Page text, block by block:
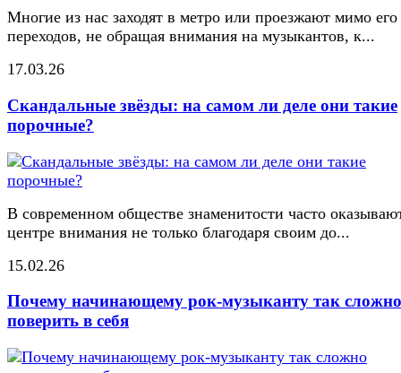
Многие из нас заходят в метро или проезжают мимо его
переходов, не обращая внимания на музыкантов, к...
17.03.26
Скандальные звёзды: на самом ли деле они такие
порочные?
В современном обществе знаменитости часто
центре внимания не только благодаря своим до...
15.02.26
Почему начинающему рок-музыканту так сложно
поверить в себя